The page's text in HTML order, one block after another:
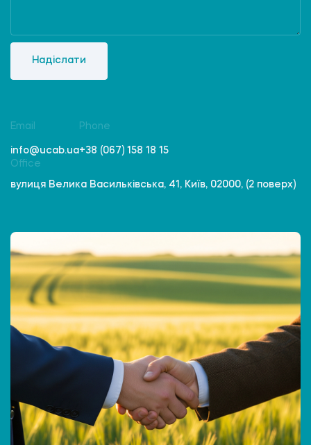
Надіслати
Email
info@ucab.ua
Phone
+38 (067) 158 18 15
Office
вулиця Велика Васильківська, 41, Київ, 02000, (2 поверх)